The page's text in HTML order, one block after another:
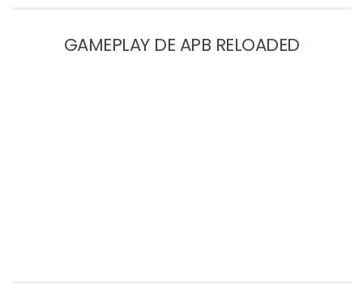
GAMEPLAY DE APB RELOADED